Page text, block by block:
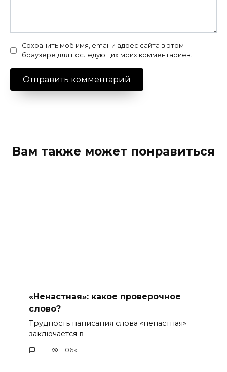
Сохранить моё имя, email и адрес сайта в этом
браузере для последующих моих комментариев.
Вам также может понравиться
«Ненастная»: какое проверочное
слово?
Трудность написания слова «ненастная»
заключается в
1 106к.